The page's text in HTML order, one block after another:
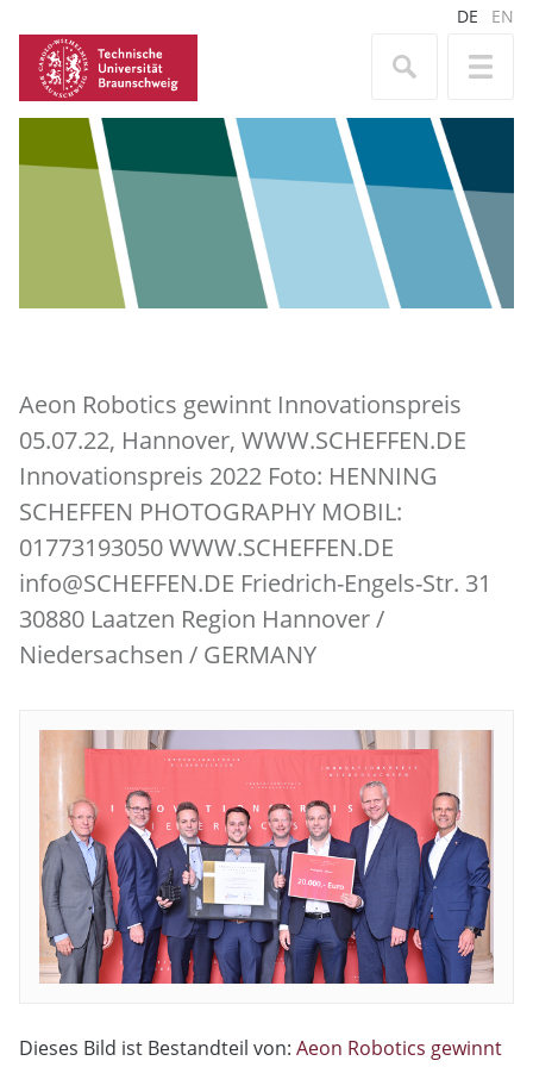
DE EN
Aeon Robotics gewinnt Innovationspreis
05.07.22, Hannover, WWW.SCHEFFEN.DE
Innovationspreis 2022 Foto: HENNING
SCHEFFEN PHOTOGRAPHY MOBIL:
01773193050 WWW.SCHEFFEN.DE
info@SCHEFFEN.DE Friedrich-Engels-Str. 31
30880 Laatzen Region Hannover /
Niedersachsen / GERMANY
Dieses Bild ist Bestandteil von: Aeon Robotics gewinnt